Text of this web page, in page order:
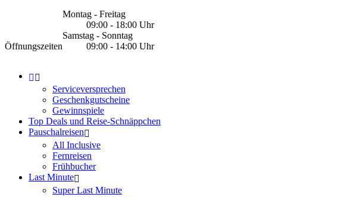
Öffnungszeiten
Montag - Freitag
09:00 - 18:00 Uhr
Samstag - Sonntag
09:00 - 14:00 Uhr
Serviceversprechen
Geschenkgutscheine
Gewinnspiele
Top Deals und Reise-Schnäppchen
Pauschalreisen
All Inclusive
Fernreisen
Frühbucher
Last Minute
Super Last Minute